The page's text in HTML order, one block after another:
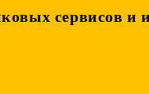
сервисов и